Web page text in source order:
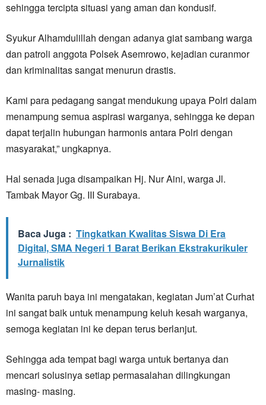
sehingga tercipta situasi yang aman dan kondusif.
Syukur Alhamdulillah dengan adanya giat sambang warga
dan patroli anggota Polsek Asemrowo, kejadian curanmor
dan kriminalitas sangat menurun drastis.
Kami para pedagang sangat mendukung upaya Polri dalam
menampung semua aspirasi warganya, sehingga ke depan
dapat terjalin hubungan harmonis antara Polri dengan
masyarakat,” ungkapnya.
Hal senada juga disampaikan Hj. Nur Aini, warga Jl.
Tambak Mayor Gg. III Surabaya.
Baca Juga : Tingkatkan Kwalitas Siswa Di Era
Digital, SMA Negeri 1 Barat Berikan Ekstrakurikuler
Jurnalistik
Wanita paruh baya ini mengatakan, kegiatan Jum’at Curhat
ini sangat baik untuk menampung keluh kesah warganya,
semoga kegiatan ini ke depan terus berlanjut.
Sehingga ada tempat bagi warga untuk bertanya dan
mencari solusinya setiap permasalahan dilingkungan
masing- masing.